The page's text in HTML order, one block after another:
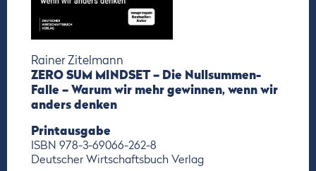
Rainer Zitelmann
ZERO SUM MINDSET – Die Nullsummen-
Falle – Warum wir mehr gewinnen, wenn wir
anders denken
Printausgabe
ISBN 978-3-69066-262-8
Deutscher Wirtschaftsbuch Verlag